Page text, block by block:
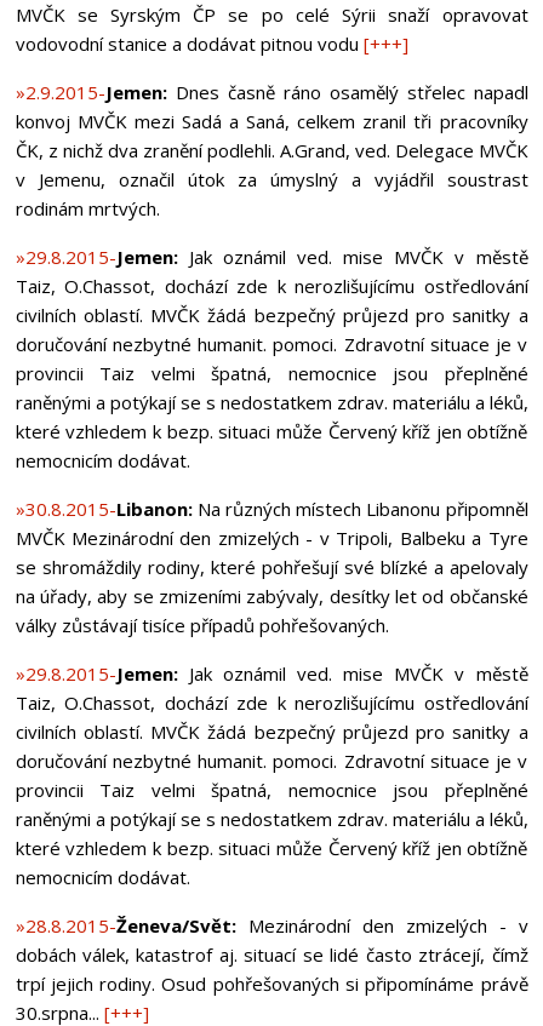
MVČK se Syrským ČP se po celé Sýrii snaží opravovat
vodovodní stanice a dodávat pitnou vodu [+++]
»2.9.2015-Jemen: Dnes časně ráno osamělý střelec napadl
konvoj MVČK mezi Sadá a Saná, celkem zranil tři pracovníky
ČK, z nichž dva zranění podlehli. A.Grand, ved. Delegace MVČK
v Jemenu, označil útok za úmyslný a vyjádřil soustrast
rodinám mrtvých.
»29.8.2015-Jemen: Jak oznámil ved. mise MVČK v městě
Taiz, O.Chassot, dochází zde k nerozlišujícímu ostředlování
civilních oblastí. MVČK žádá bezpečný průjezd pro sanitky a
doručování nezbytné humanit. pomoci. Zdravotní situace je v
provincii Taiz velmi špatná, nemocnice jsou přeplněné
raněnými a potýkají se s nedostatkem zdrav. materiálu a léků,
které vzhledem k bezp. situaci může Červený kříž jen obtížně
nemocnicím dodávat.
»30.8.2015-Libanon: Na různých místech Libanonu připomněl
MVČK Mezinárodní den zmizelých - v Tripoli, Balbeku a Tyre
se shromáždily rodiny, které pohřešují své blízké a apelovaly
na úřady, aby se zmizeními zabývaly, desítky let od občanské
války zůstávají tisíce případů pohřešovaných.
»29.8.2015-Jemen: Jak oznámil ved. mise MVČK v městě
Taiz, O.Chassot, dochází zde k nerozlišujícímu ostředlování
civilních oblastí. MVČK žádá bezpečný průjezd pro sanitky a
doručování nezbytné humanit. pomoci. Zdravotní situace je v
provincii Taiz velmi špatná, nemocnice jsou přeplněné
raněnými a potýkají se s nedostatkem zdrav. materiálu a léků,
které vzhledem k bezp. situaci může Červený kříž jen obtížně
nemocnicím dodávat.
»28.8.2015-Ženeva/Svět: Mezinárodní den zmizelých - v
dobách válek, katastrof aj. situací se lidé často ztrácejí, čímž
trpí jejich rodiny. Osud pohřešovaných si připomínáme právě
30.srpna... [+++]